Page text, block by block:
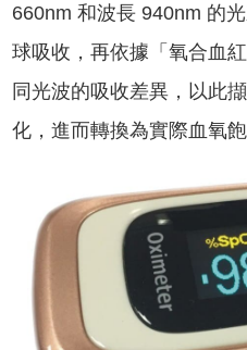
660nm 和波長 940nm 的
球吸收，再依據「氧合血
同光波的吸收差異，以此
化，進而轉換為實際血氧